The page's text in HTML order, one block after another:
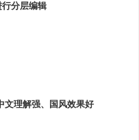
分层编辑
文理解强、国风效果好